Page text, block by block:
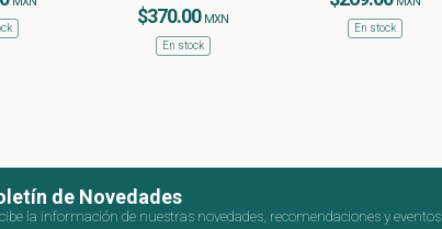
$370.00 MXN
En stock
En stock
de Novedades
la información de nuestras novedades, recomendaciones y eventos.